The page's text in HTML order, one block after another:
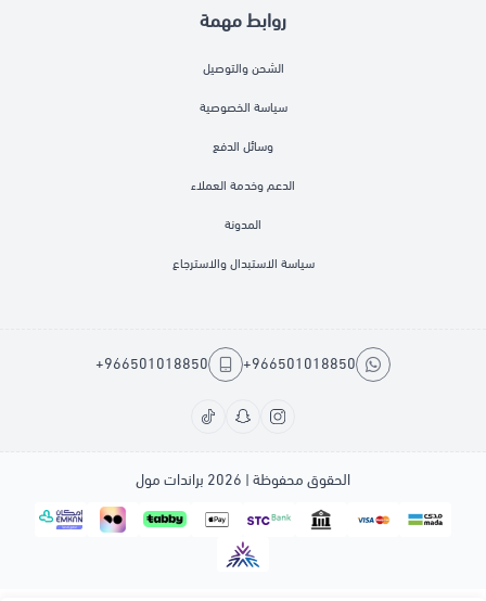
روابط مهمة
الشحن والتوصيل
سياسة الخصوصية
وسائل الدفع
الدعم وخدمة العملاء
المدونة
سياسة الاستبدال والاسترجاع
+966501018850
+966501018850
الحقوق محفوظة | 2026 براندات مول